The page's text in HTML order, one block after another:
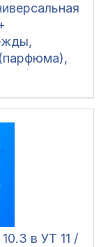
в УТ 11 /